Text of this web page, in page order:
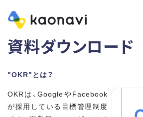
資料ダウンロード
"OKR"とは？
OKRは、GoogleやFacebook
が採用している目標管理制度